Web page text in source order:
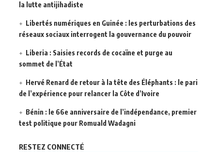
la lutte antijihadiste
Libertés numériques en Guinée : les perturbations des
réseaux sociaux interrogent la gouvernance du pouvoir
Liberia : Saisies records de cocaïne et purge au
sommet de l’État
Hervé Renard de retour à la tête des Éléphants : le pari
de l’expérience pour relancer la Côte d’Ivoire
Bénin : le 66e anniversaire de l’indépendance, premier
test politique pour Romuald Wadagni
RESTEZ CONNECTÉ